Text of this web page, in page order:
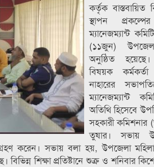
কর্তৃক বাস্তবায়িত
স্থাপন
ম্যানেজম্যান্ট
(১১জুন)
অনুষ্ঠিত
বিষয়ক
নাহারের
ম্যানেজম্যান্ট
অতিথি হিসেবে
সহকারী কমিশনার
তুষার। সভায়
করেন। সভায় বলা হয়, উপজেলা
শিক্ষা প্রতিষ্টানে শুক্র ও শনিবার